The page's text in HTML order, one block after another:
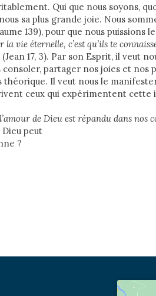
Qui que nous soyons,
sa plus grande joie. Nous
139), pour que nous puissions le
la vie éternelle, c’est qu’ils te
17, 3). Par son Esprit, il veut
partager nos joies et nos
théorique. Il veut nous le
ceux qui expérimentent
de Dieu est répandu dans nos
Dieu peut
?